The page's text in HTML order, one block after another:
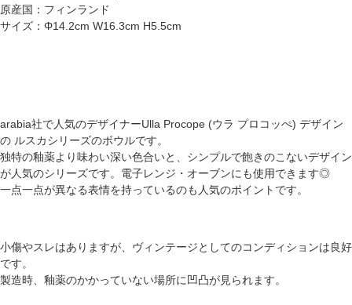
原産国：フィンランド
サイズ：Φ14.2cm W16.3cm H5.5cm
arabia社で人気のデザイナーUlla Procope (ウラ プロコッぺ) デザイン
の ルスカシリーズのボウルです。
独特の釉薬より味わい深い色合いと、シンプルで飽きのこないデザイン
が人気のシリーズです。電子レンジ・オーブンにも使用できます◎
一点一点が異なる表情を持っているのも人気のポイントです。
小傷やスレはありますが、ヴィンテージとしてのコンディションは良好
です。
製造時、釉薬のかかっていない場所に凹凸が見られます。